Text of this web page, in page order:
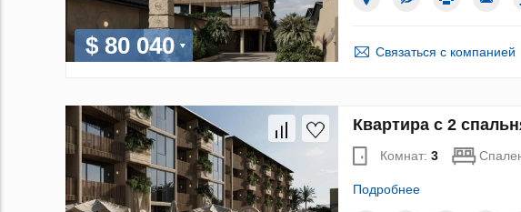
$ 80 040 Связаться с компанией
Квартира с 2
Комнат: 3
Подробнее